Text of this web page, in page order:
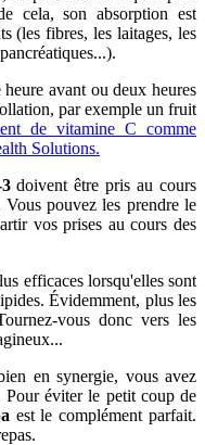
cela, son absorption est
(les fibres, les laitages, les
heure avant ou deux heures
par exemple un fruit
de vitamine C comme
Solutions.
doivent être pris au cours
Vous pouvez les prendre le
vos prises au cours des
efficaces lorsqu'elles sont
Évidemment, plus les
vous donc vers les
en synergie, vous avez
Pour éviter le petit coup de
est le complément parfait.